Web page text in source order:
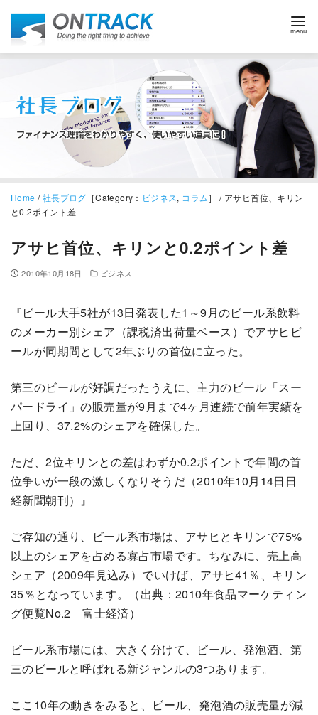
Home /社長ブログ ［Category： ビジネス, コラム］ / アサヒ首位、キリン
と0.2ポイント差
アサヒ首位、キリンと0.2ポイント差
2010年10月18日 ビジネス
『ビール大手5社が13日発表した1～9月のビール系飲料
のメーカー別シェア（課税済出荷量ベース）でアサヒビ
ールが同期間として2年ぶりの首位に立った。
第三のビールが好調だったうえに、主力のビール「スー
パードライ」の販売量が9月まで4ヶ月連続で前年実績を
上回り、37.2%のシェアを確保した。
ただ、2位キリンとの差はわずか0.2ポイントで年間の首
位争いが一段の激しくなりそうだ（2010年10月14日日
経新聞朝刊）』
ご存知の通り、ビール系市場は、アサヒとキリンで75%
以上のシェアを占める寡占市場です。ちなみに、売上高
シェア（2009年見込み）でいけば、アサヒ41％、キリン
35％となっています。（出典：2010年食品マーケティン
グ便覧No.2 富士経済）
ビール系市場には、大きく分けて、ビール、発泡酒、第
三のビールと呼ばれる新ジャンルの3つあります。
ここ10年の動きをみると、ビール、発泡酒の販売量が減